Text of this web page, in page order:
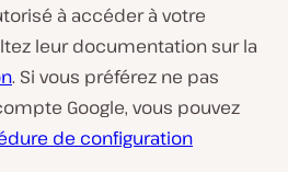
à accéder à votre
leur documentation sur la
. Si vous préférez ne pas
Google, vous pouvez
de configuration